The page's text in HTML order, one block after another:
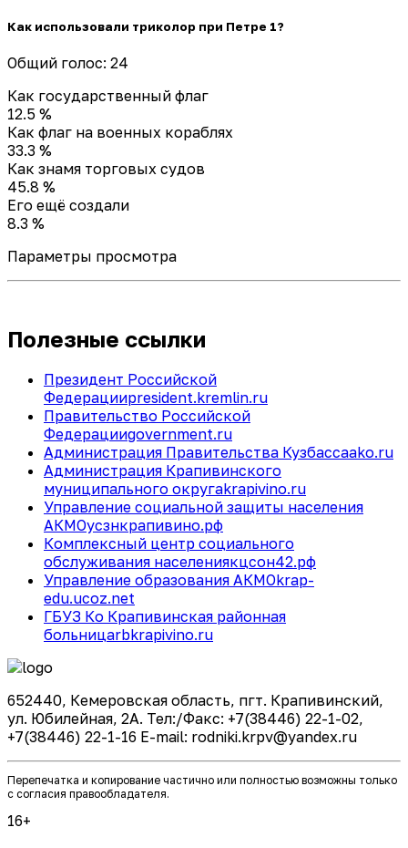
Как использовали триколор при Петре 1?
Общий голос: 24
Как государственный флаг
12.5 %
Как флаг на военных кораблях
33.3 %
Как знамя торговых судов
45.8 %
Его ещё создали
8.3 %
Параметры просмотра
Полезные ссылки
Президент Российской
Федерацииpresident.kremlin.ru
Правительство Российской
Федерацииgovernment.ru
Администрация Правительства Кузбассаako.ru
Администрация Крапивинского
муниципального округаkrapivino.ru
Управление социальной защиты населения
АКМОусзнкрапивино.рф
Комплексный центр социального
обслуживания населениякцсон42.рф
Управление образования АКМОkrap-
edu.ucoz.net
ГБУЗ Ко Крапивинская районная
больницаrbkrapivino.ru
652440, Кемеровская область, пгт. Крапивинский,
ул. Юбилейная, 2А. Тел:/Факс: +7(38446) 22-1-02,
+7(38446) 22-1-16 E-mail: rodniki.krpv@yandex.ru
Перепечатка и копирование частично или полностью возможны только
с согласия правообладателя.
16+